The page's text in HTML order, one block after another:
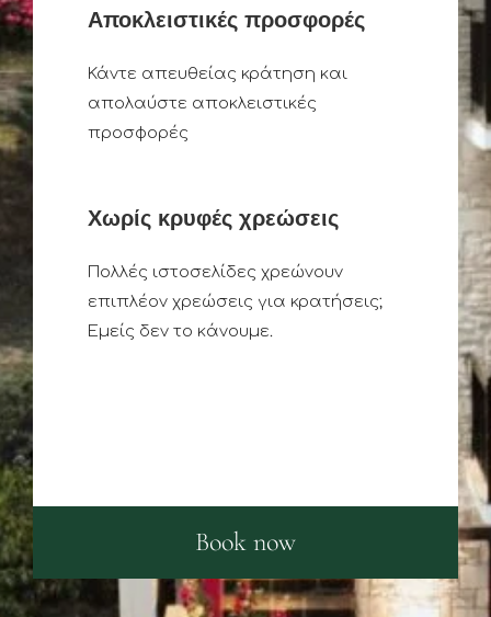
Αποκλειστικές προσφορές
Κάντε απευθείας κράτηση και
απολαύστε αποκλειστικές
προσφορές
Χωρίς κρυφές χρεώσεις
Πολλές ιστοσελίδες χρεώνουν
επιπλέον χρεώσεις για κρατήσεις;
Εμείς δεν το κάνουμε.
Book now